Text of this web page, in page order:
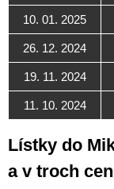
10. 01. 2025
26. 12. 2024
19. 11. 2024
11. 10. 2024
Lístky do
a v troch